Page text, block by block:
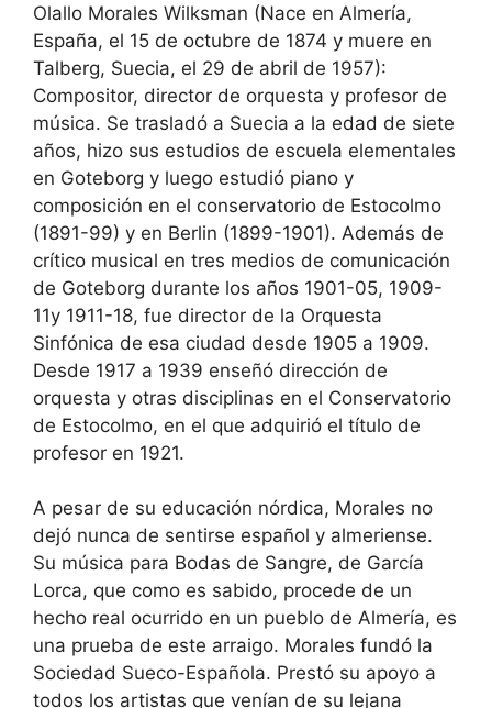
Olallo Morales Wilksman (Nace en Almería,
España, el 15 de octubre de 1874 y muere en
Talberg, Suecia, el 29 de abril de 1957):
Compositor, director de orquesta y profesor de
música. Se trasladó a Suecia a la edad de siete
años, hizo sus estudios de escuela elementales
en Goteborg y luego estudió piano y
composición en el conservatorio de Estocolmo
(1891-99) y en Berlin (1899-1901). Además de
crítico musical en tres medios de comunicación
de Goteborg durante los años 1901-05, 1909-
11y 1911-18, fue director de la Orquesta
Sinfónica de esa ciudad desde 1905 a 1909.
Desde 1917 a 1939 enseñó dirección de
orquesta y otras disciplinas en el Conservatorio
de Estocolmo, en el que adquirió el título de
profesor en 1921.
A pesar de su educación nórdica, Morales no
dejó nunca de sentirse español y almeriense.
Su música para Bodas de Sangre, de García
Lorca, que como es sabido, procede de un
hecho real ocurrido en un pueblo de Almería, es
una prueba de este arraigo. Morales fundó la
Sociedad Sueco-Española. Prestó su apoyo a
todos los artistas que venían de su lejana